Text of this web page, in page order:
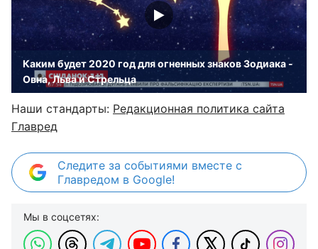
Каким будет 2020 год для огненных знаков Зодиака -
Овна, Льва и Стрельца
Наши стандарты: Редакционная политика сайта
Главред
Следите за событиями вместе с
Главредом в Google!
Мы в соцсетях: